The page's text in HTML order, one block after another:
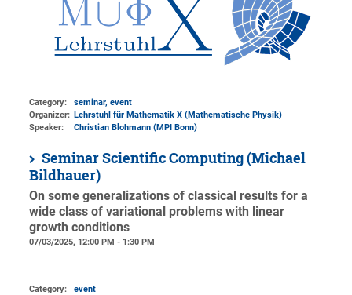
Category:
seminar, event
Organizer: Lehrstuhl für Mathematik X (Mathematische Physik)
Speaker:
Christian Blohmann (MPI Bonn)
Seminar Scientific Computing (Michael
Bildhauer)
On some generalizations of classical results for a
wide class of variational problems with linear
growth conditions
07/03/2025, 12:00 PM - 1:30 PM
Category:
event